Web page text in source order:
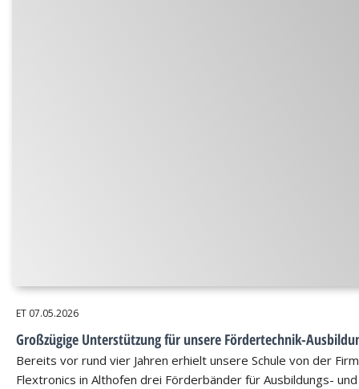
ET 07.05.2026
Großzügige Unterstützung für unsere Fördertechnik-
Bereits vor rund vier Jahren erhielt unsere Schule von der
Flextronics in Althofen drei Förderbänder für Ausbildungs- und